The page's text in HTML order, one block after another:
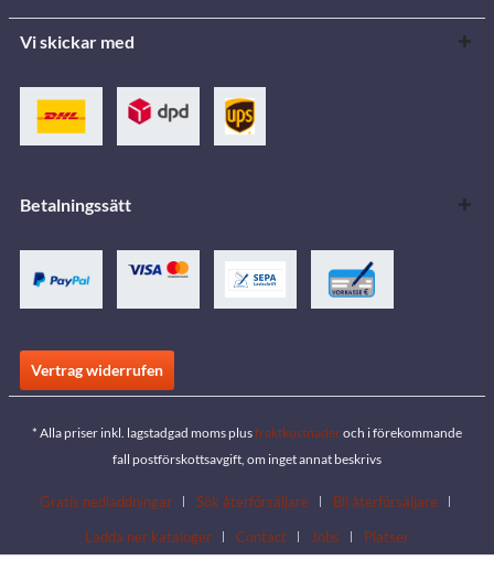
Vi skickar med
Betalningssätt
Vertrag widerrufen
* Alla priser inkl. lagstadgad moms plusfraktkostnaderoch i förekommande
fall postförskottsavgift, om inget annat beskrivs
Gratis nedladdningar Sök återförsäljare
Bli återförsäljare
Ladda ner kataloger
Contact Jobs Platser